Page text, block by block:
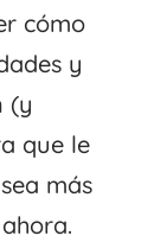
cómo
y
(y
que le
más